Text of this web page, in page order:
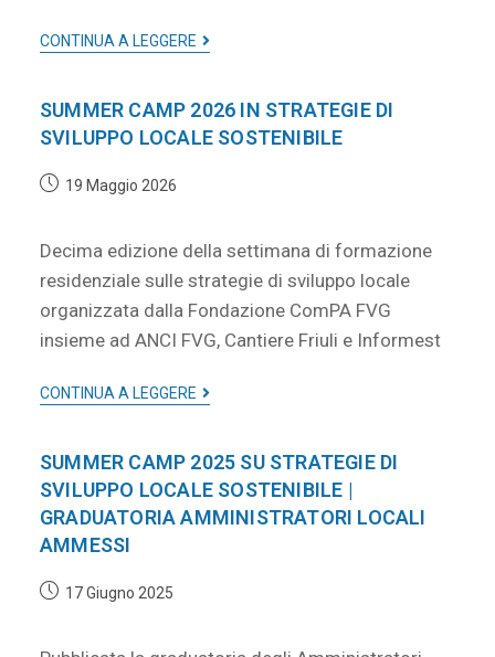
CONTINUA A LEGGERE
SUMMER CAMP 2026 IN STRATEGIE DI
SVILUPPO LOCALE SOSTENIBILE
19 Maggio 2026
Decima edizione della settimana di formazione
residenziale sulle strategie di sviluppo locale
organizzata dalla Fondazione ComPA FVG
insieme ad ANCI FVG, Cantiere Friuli e Informest
CONTINUA A LEGGERE
SUMMER CAMP 2025 SU STRATEGIE DI
SVILUPPO LOCALE SOSTENIBILE |
GRADUATORIA AMMINISTRATORI LOCALI
AMMESSI
17 Giugno 2025